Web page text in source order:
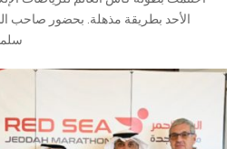
الأحد بطريقة مذهلة. بحضور صاحب